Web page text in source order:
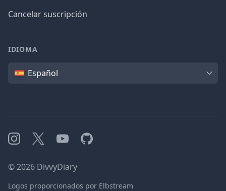
Cancelar suscripción
IDIOMA
IdiomaEspañol
Instagram
X YouTubeGitHub
©2026 DivvyDiary
Logos proporcionados por Elbstream